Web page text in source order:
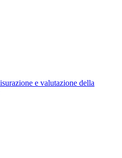
e valutazione della